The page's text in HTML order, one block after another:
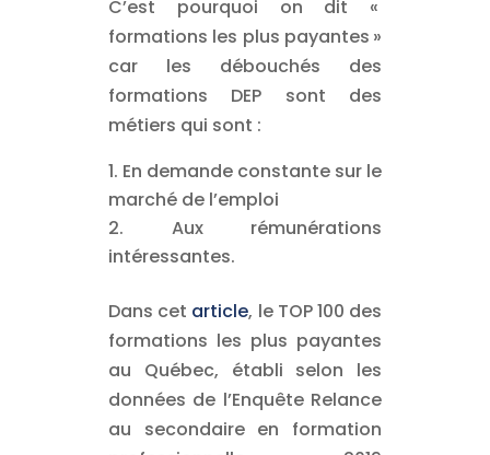
C’est pourquoi on dit «
formations les plus payantes »
car les débouchés des
formations DEP sont des
métiers qui sont :
En demande constante sur le
marché de l’emploi
Aux rémunérations
intéressantes.
Dans cet article, le TOP 100 des
formations les plus payantes
au Québec, établi selon les
données de l’Enquête Relance
au secondaire en formation